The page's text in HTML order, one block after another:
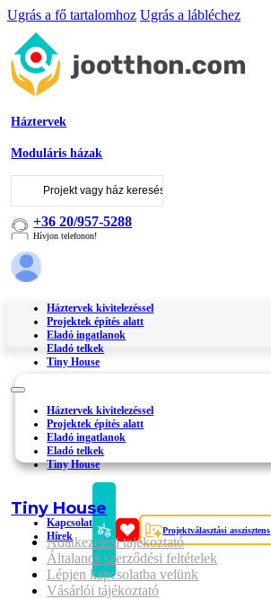
Ugrás a fő tartalomhoz Ugrás a lábléchez
Háztervek
Moduláris házak
+36 20/957-5288
Hívjon telefonon!
Háztervek kivitelezéssel
Projektek építés alatt
Eladó ingatlanok
Eladó telkek
Tiny House
Háztervek kivitelezéssel
Projektek építés alatt
Eladó ingatlanok
Eladó telkek
Tiny House
Kapcsolat
Hírek
Projektválasztási asszisztens
Tiny House
Adatkezelési tajékoztató
Általanos szerződési feltételek
Lépjen kapcsolatba velünk
Vásárlói tájékoztató